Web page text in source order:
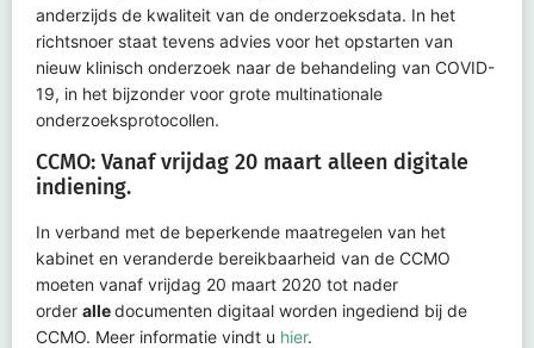
anderzijds de kwaliteit van de onderzoeksdata. In het
richtsnoer staat tevens advies voor het opstarten van
nieuw klinisch onderzoek naar de behandeling van COVID-
19, in het bijzonder voor grote multinationale
onderzoeksprotocollen.
CCMO: Vanaf vrijdag 20 maart alleen digitale
indiening.
In verband met de beperkende maatregelen van het
kabinet en veranderde bereikbaarheid van de CCMO
moeten vanaf vrijdag 20 maart 2020 tot nader
order alledocumenten digitaal worden ingediend bij de
CCMO. Meer informatie vindt u hier.